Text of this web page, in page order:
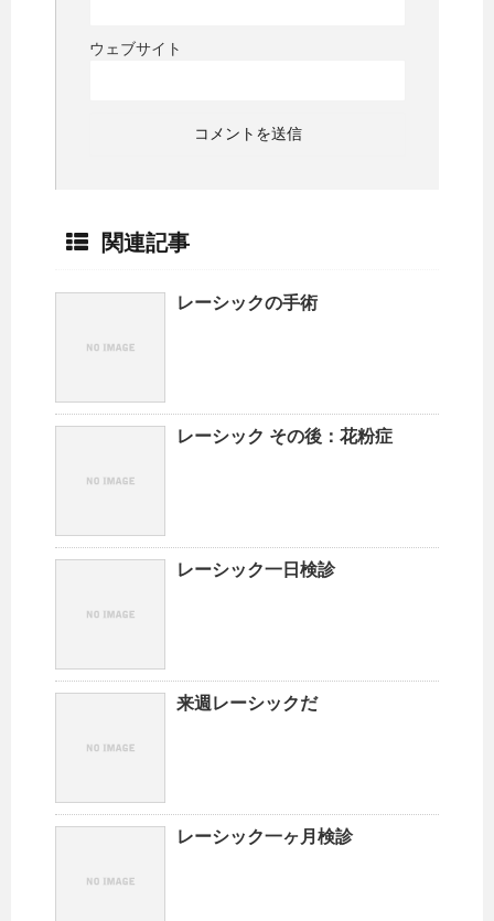
ウェブサイト
関連記事
レーシックの手術
レーシック その後：花粉症
レーシック一日検診
来週レーシックだ
レーシック一ヶ月検診